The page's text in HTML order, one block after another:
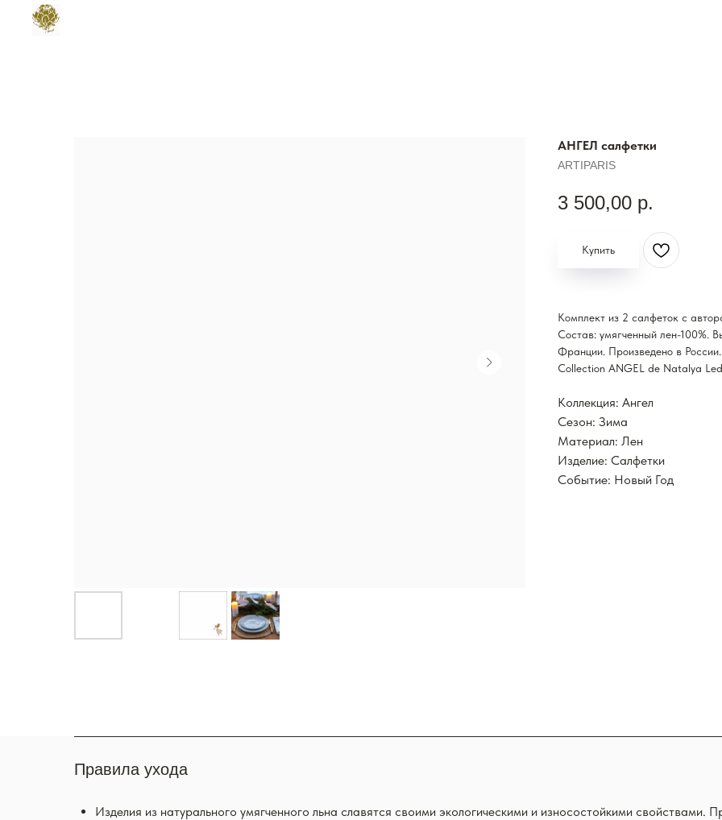
АНГЕЛ салфетки
ARTIPARIS
3 500,00 р.
Купить
Комплект из 2 салфеток с
Состав: умягченный лен-100%.
Франции. Произведено в
Collection ANGEL de Natalya
Коллекция: Ангел
Сезон: Зима
Материал: Лен
Изделие: Салфетки
Событие: Новый Год
Правила ухода
Изделия из натурального умягченного льна славятся своими экологическими и износостойкими